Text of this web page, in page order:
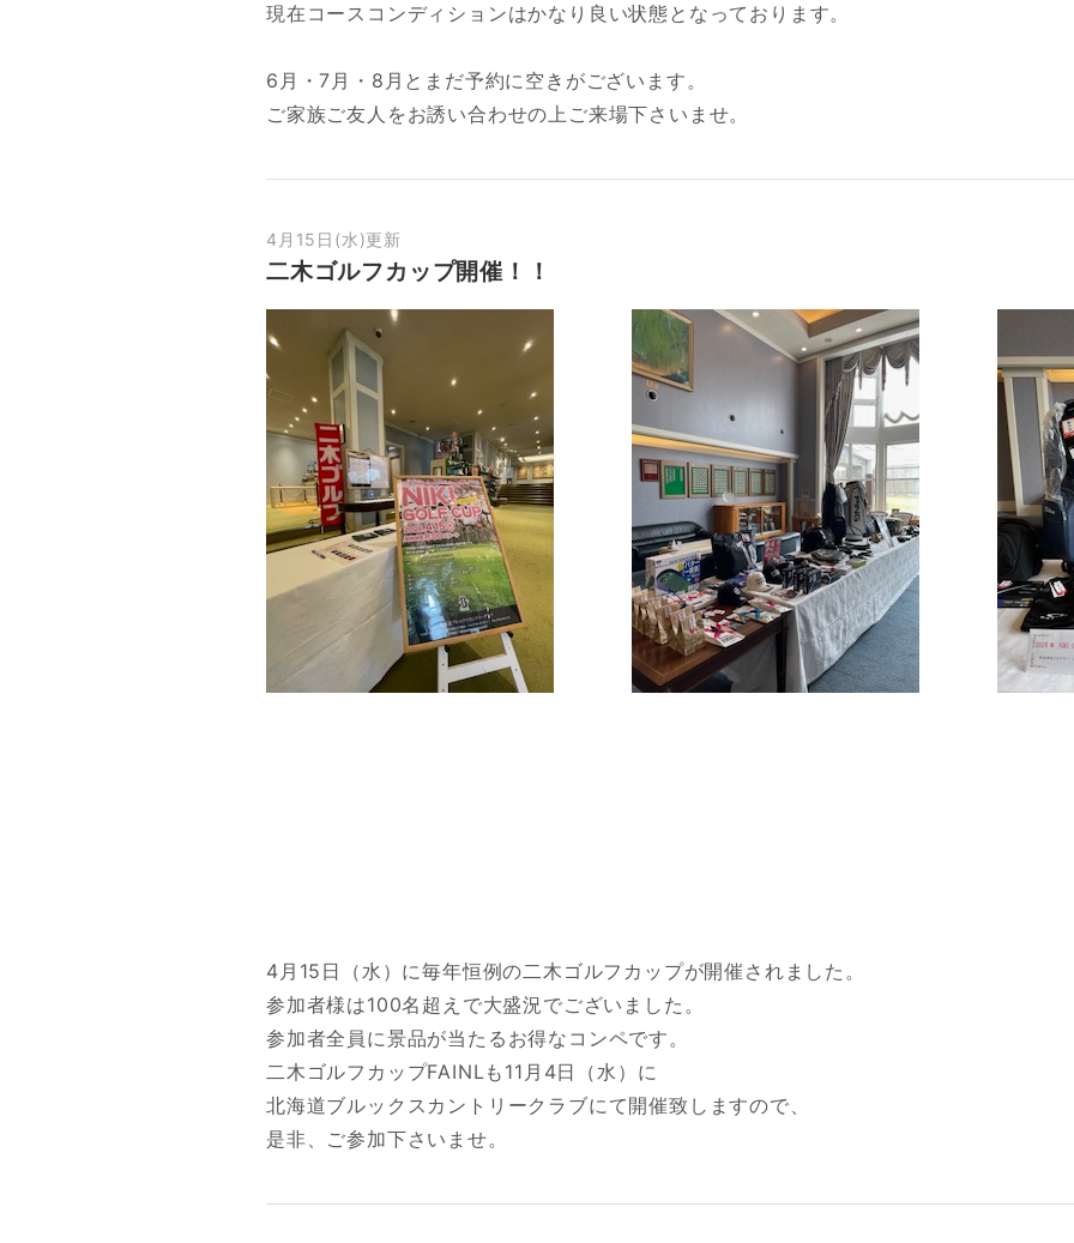
現在コースコンディションはかなり良い状態となっております。
6月・7月・8月とまだ予約に空きがございます。
ご家族ご友人をお誘い合わせの上ご来場下さいませ。
4月15日(水)更新
二木ゴルフカップ開催！！
4月15日（水）に毎年恒例の二木ゴルフカップが開催されました。
参加者様は100名超えで大盛況でございました。
参加者全員に景品が当たるお得なコンペです。
二木ゴルフカップFAINLも11月4日（水）に
北海道ブルックスカントリークラブにて開催致しますので、
是非、ご参加下さいませ。